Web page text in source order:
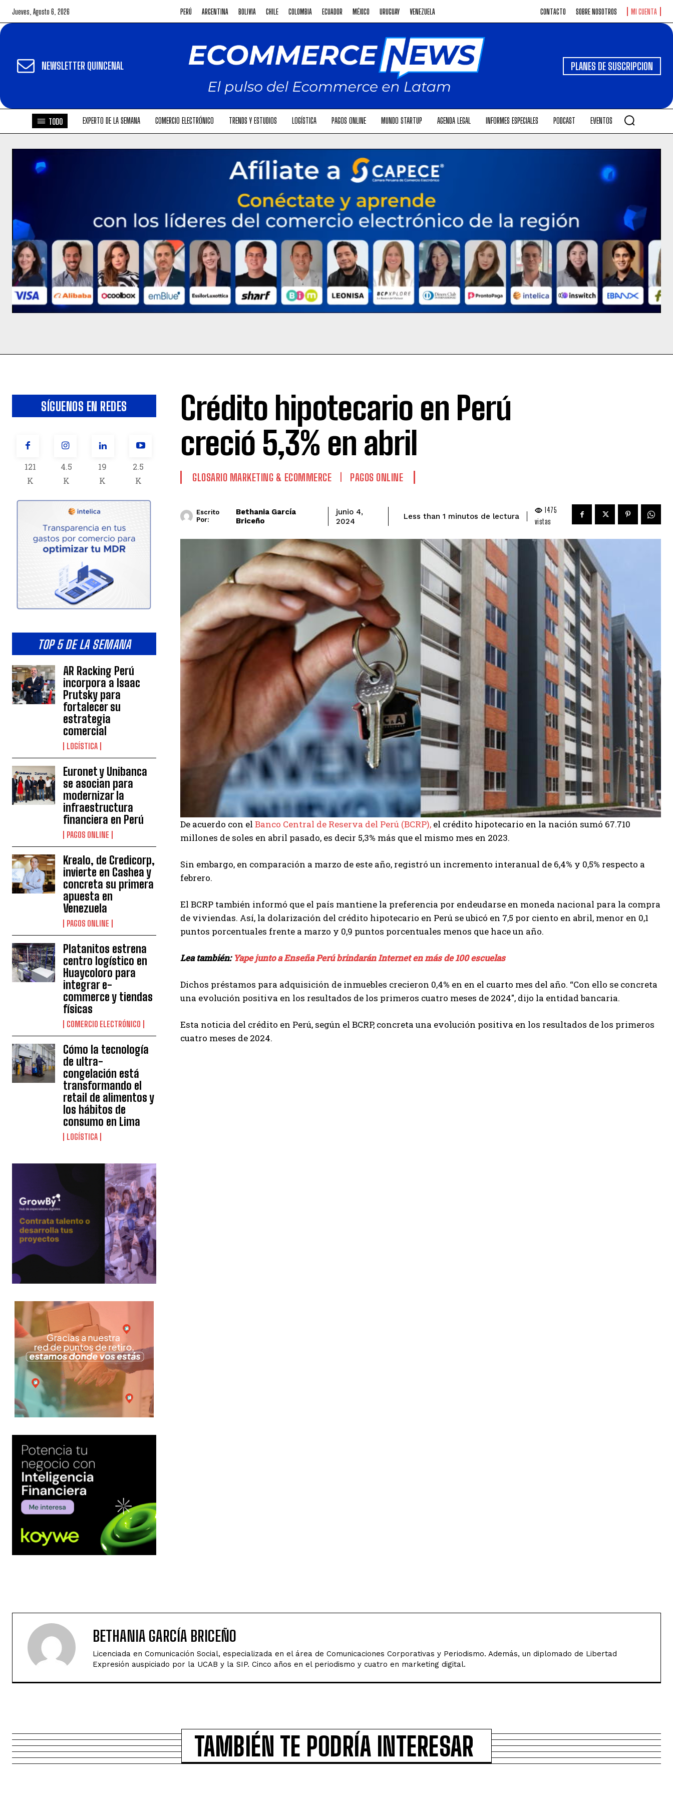
Jueves, Agosto 6, 2026 PERÚ ARGENTINA BOLIVIA CHILE COLOMBIA ECUADOR MÉXICO URUGUAY VENEZUELA CONTACTO SOBRE NOSOTROS MI CUENTA
NEWSLETTER QUINCENAL PLANES DE SUSCRIPCION
TODO EXPERTO DE LA SEMANA COMERCIO ELECTRÓNICO TRENDS Y ESTUDIOS LOGÍSTICA PAGOS ONLINE MUNDO STARTUP AGENDA LEGAL INFORMES ESPECIALES PODCAST EVENTOS
SÍGUENOS EN REDES
121
K
4.5
K
19
K
2.5
K
TOP 5 DE LA SEMANA
AR Racking Perú
incorpora a Isaac
Prutsky para
fortalecer su
estrategia
comercial
LOGÍSTICA
Euronet y Unibanca
se asocian para
modernizar la
infraestructura
financiera en Perú
PAGOS ONLINE
Krealo, de Credicorp,
invierte en Cashea y
concreta su primera
apuesta en
Venezuela
PAGOS ONLINE
Platanitos estrena
centro logístico en
Huaycoloro para
integrar e-
commerce y tiendas
físicas
COMERCIO ELECTRÓNICO
Cómo la tecnología
de ultra-
congelación está
transformando el
retail de alimentos y
los hábitos de
consumo en Lima
LOGÍSTICA
Crédito hipotecario en Perú
creció 5,3% en abril
GLOSARIO MARKETING & ECOMMERCE PAGOS ONLINE
Escrito
Por:
Bethania García
Briceño
junio 4,
2024
Less than 1 minutos de lectura
1475
vistas
De acuerdo con el Banco Central de Reserva del Perú (BCRP), el crédito hipotecario en la nación sumó 67.710
millones de soles en abril pasado, es decir 5,3% más que el mismo mes en 2023.
Sin embargo, en comparación a marzo de este año, registró un incremento interanual de 6,4% y 0,5% respecto a
febrero.
El BCRP también informó que el país mantiene la preferencia por endeudarse en moneda nacional para la compra
de viviendas. Así, la dolarización del crédito hipotecario en Perú se ubicó en 7,5 por ciento en abril, menor en 0,1
puntos porcentuales frente a marzo y 0,9 puntos porcentuales menos que hace un año.
Lea también: Yape junto a Enseña Perú brindarán Internet en más de 100 escuelas
Dichos préstamos para adquisición de inmuebles crecieron 0,4% en en el cuarto mes del año. “Con ello se concreta
una evolución positiva en los resultados de los primeros cuatro meses de 2024″, dijo la entidad bancaria.
Esta noticia del crédito en Perú, según el BCRP, concreta una evolución positiva en los resultados de los primeros
cuatro meses de 2024.
BETHANIA GARCÍA BRICEÑO
Licenciada en Comunicación Social, especializada en el área de Comunicaciones Corporativas y Periodismo. Además, un diplomado de Libertad
Expresión auspiciado por la UCAB y la SIP. Cinco años en el periodismo y cuatro en marketing digital.
TAMBIÉN TE PODRÍA INTERESAR